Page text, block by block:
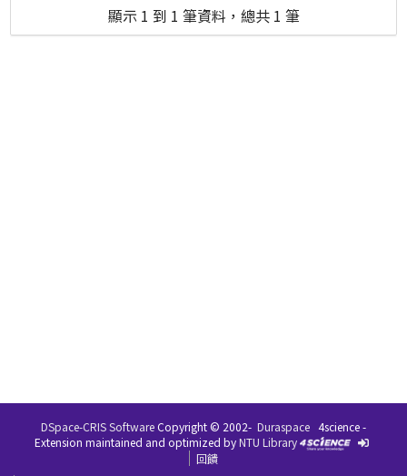
顯示 1 到 1 筆資料，總共 1 筆
DSpace-CRIS SoftwareCopyright © 2002- Duraspace 4science -
Extension maintained and optimized byNTU Library
回饋